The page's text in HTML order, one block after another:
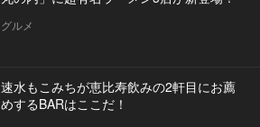
グルメ
速水もこみちが恵比寿飲みの2軒目にお薦
めするBARはここだ！